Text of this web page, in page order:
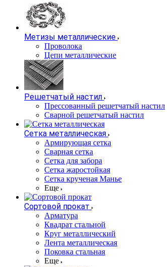
Метизы металлические
Проволока
Цепи металлические
Решетчатый настил
Прессованный решетчатый настил
Сварной решетчатый настил
Сетка металлическая
Армирующая сетка
Сварная сетка
Сетка для забора
Сетка жаростойкая
Сетка крученая Манье
Еще
Сортовой прокат
Арматура
Квадрат стальной
Круг металлический
Лента металлическая
Поковка стальная
Еще